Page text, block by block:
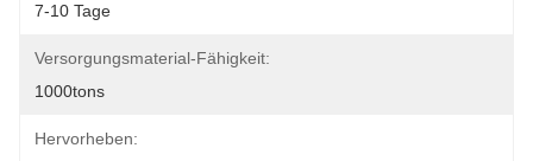
7-10 Tage
Versorgungsmaterial-Fähigkeit:
1000tons
Hervorheben: